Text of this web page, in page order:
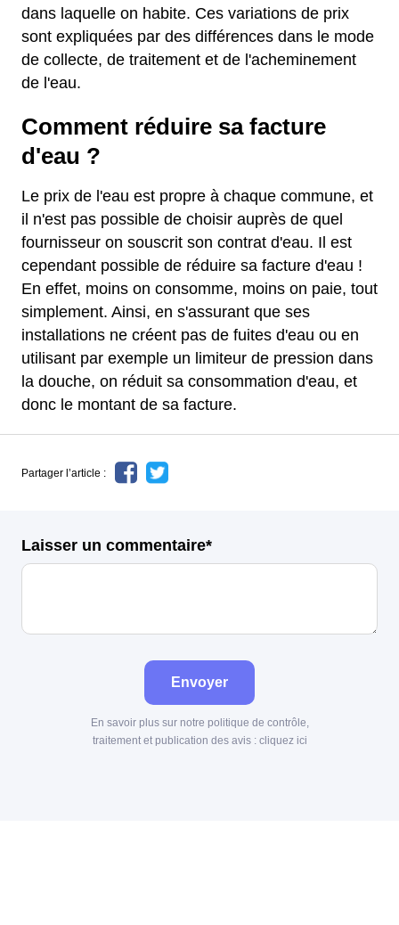
dans laquelle on habite. Ces variations de prix
sont expliquées par des différences dans le mode
de collecte, de traitement et de l'acheminement
de l'eau.
Comment réduire sa facture
d'eau ?
Le prix de l'eau est propre à chaque commune, et
il n'est pas possible de choisir auprès de quel
fournisseur on souscrit son contrat d'eau. Il est
cependant possible de réduire sa facture d'eau !
En effet, moins on consomme, moins on paie, tout
simplement. Ainsi, en s'assurant que ses
installations ne créent pas de fuites d'eau ou en
utilisant par exemple un limiteur de pression dans
la douche, on réduit sa consommation d'eau, et
donc le montant de sa facture.
Partager l’article :
Laisser un commentaire*
Envoyer
En savoir plus sur notre politique de contrôle,
traitement et publication des avis : cliquez ici